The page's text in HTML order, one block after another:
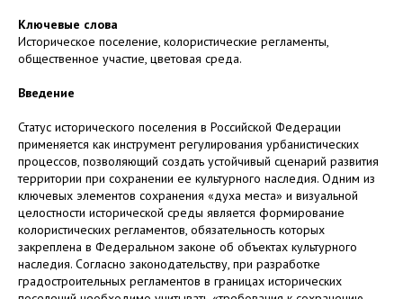
Ключевые слова
Историческое поселение, колористические регламенты,
общественное участие, цветовая среда.
Введение
Статус исторического поселения в Российской Федерации
применяется как инструмент регулирования урбанистических
процессов, позволяющий создать устойчивый сценарий развития
территории при сохранении ее культурного наследия. Одним из
ключевых элементов сохранения «духа места» и визуальной
целостности исторической среды является формирование
колористических регламентов, обязательность которых
закреплена в Федеральном законе об объектах культурного
наследия. Согласно законодательству, при разработке
градостроительных регламентов в границах исторических